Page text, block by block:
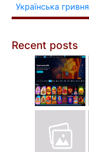
Українська гривня
Recent posts